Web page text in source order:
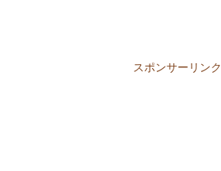
スポンサーリンク